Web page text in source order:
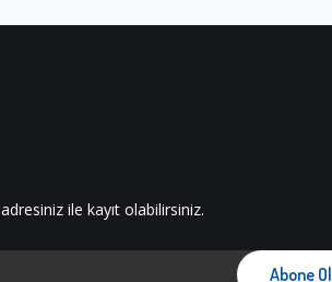
ile kayıt olabilirsiniz.
Abone Ol